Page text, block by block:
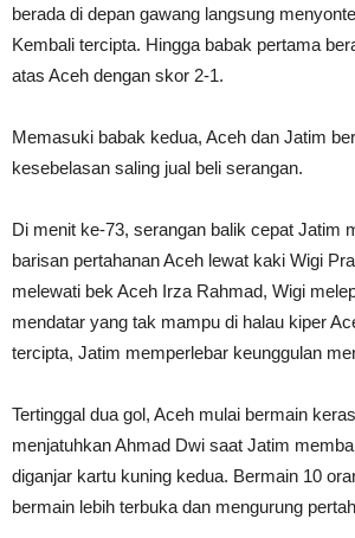
berada di depan gawang langsung
Kembali tercipta. Hingga babak pertama
atas Aceh dengan skor 2-1.
Memasuki babak kedua, Aceh dan Jatim
kesebelasan saling jual beli serangan.
Di menit ke-73, serangan balik cepat Jatim
barisan pertahanan Aceh lewat kaki Wigi
melewati bek Aceh Irza Rahmad, Wigi
mendatar yang tak mampu di halau kiper
tercipta, Jatim memperlebar keunggulan
Tertinggal dua gol, Aceh mulai bermain
menjatuhkan Ahmad Dwi saat Jatim
diganjar kartu kuning kedua. Bermain 10
bermain lebih terbuka dan mengurung